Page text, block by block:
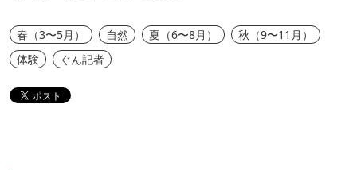
春（3〜5月） 自然 夏（6〜8月）
秋（9〜11月）
体験
ぐん記者